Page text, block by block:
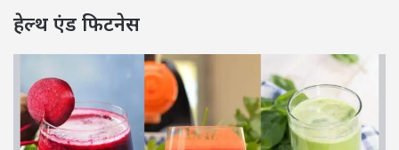
हेल्थ एंड फिटनेस